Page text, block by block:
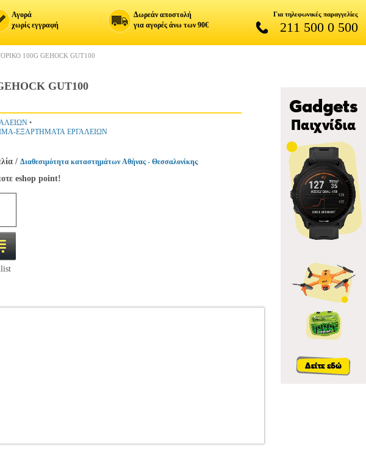
Αγορά
χωρίς εγγραφή
Δωρεάν αποστολή
για αγορές άνω των 90€
Για τηλεφωνικές παραγγελίες
211 500 0 500
100G GEHOCK GUT100
GUT100
•
ΕΞΑΡΤΗΜΑΤΑ ΕΡΓΑΛΕΙΩΝ
/ Διαθεσιμότητα καταστημάτων Αθήνας - Θεσσαλονίκης
eshop point!